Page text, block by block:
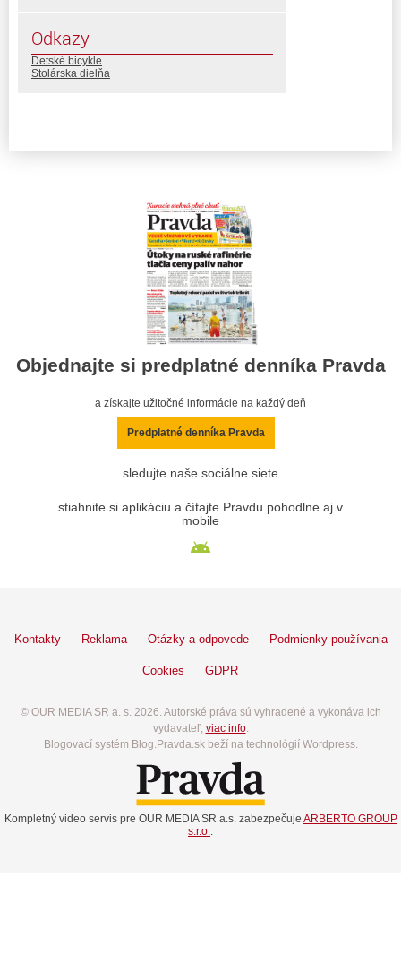
Odkazy
Detské bicykle
Stolárska dielňa
Objednajte si predplatné denníka Pravda
a získajte užitočné informácie na každý deň
Predplatné denníka Pravda
sledujte naše sociálne siete
stiahnite si aplikáciu a čítajte Pravdu pohodlne aj v
mobile
Kontakty Reklama Otázky a odpovede Podmienky používania
Cookies GDPR
© OUR MEDIA SR a. s. 2026. Autorské práva sú vyhradené a vykonáva ich
vydavateľ, viac info.
Blogovací systém Blog.Pravda.sk beží na technológií Wordpress.
Kompletný video servis pre OUR MEDIA SR a.s. zabezpečuje ARBERTO GROUP
s.r.o.